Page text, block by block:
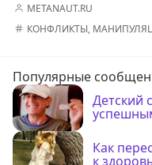
METANAUT.RU
КОНФЛИКТЫ,
Популярные
Детский
Как
к